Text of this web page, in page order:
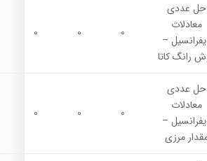
حل عددي
معادلات
–
رانگ كاتا
0
0
0
حل عددي
معادلات
–
مرزي
0
0
0